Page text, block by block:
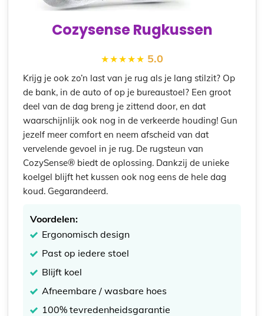
Cozysense Rugkussen
5.0
Krijg je ook zo’n last van je rug als je lang stilzit? Op
de bank, in de auto of op je bureaustoel? Een groot
deel van de dag breng je zittend door, en dat
waarschijnlijk ook nog in de verkeerde houding! Gun
jezelf meer comfort en neem afscheid van dat
vervelende gevoel in je rug. De rugsteun van
CozySense® biedt de oplossing. Dankzij de unieke
koelgel blijft het kussen ook nog eens de hele dag
koud. Gegarandeerd.
Voordelen:
Ergonomisch design
Past op iedere stoel
Blijft koel
Afneembare / wasbare hoes
100% tevredenheidsgarantie